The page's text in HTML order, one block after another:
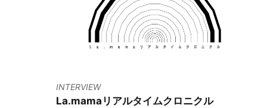
INTERVIEW
La.mamaリアルタイムクロニクル